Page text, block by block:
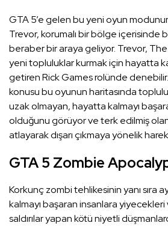
GTA 5’e gelen bu yeni oyun
Trevor, korumalı bir bölge içerisinde
beraber bir araya geliyor. Trevor,
yeni topluluklar kurmak için hayatta
getiren Rick Games rolünde
konusu bu oyunun haritasında
uzak olmayan, hayatta kalmayı
olduğunu görüyor ve terk edilmiş
atlayarak dışarı çıkmaya yönelik
GTA 5 Zombie
Korkunç zombi tehlikesinin yanı sıra
kalmayı başaran insanlara yiyecekleri
saldırılar yapan kötü niyetli